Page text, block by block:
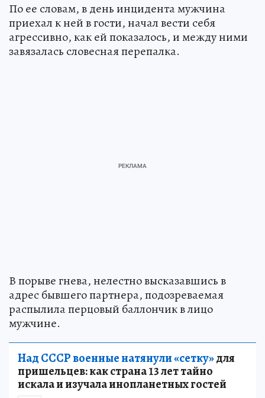
По ее словам, в день инцидента мужчина
приехал к ней в гости, начал вести себя
агрессивно, как ей показалось, и между ними
завязалась словесная перепалка.
В порыве гнева, нелестно высказавшись в
адрес бывшего партнера, подозреваемая
распылила перцовый баллончик в лицо
мужчине.
Над СССР военные натянули «сетку»для
пришельцев: как страна 13 лет тайно
искала и изучала инопланетных гостей